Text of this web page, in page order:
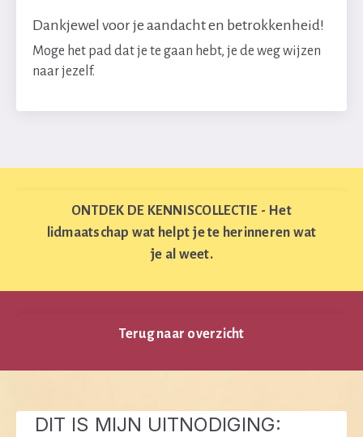
Dankjewel voor je aandacht en betrokkenheid!
Moge het pad dat je te gaan hebt, je de weg wijzen
naar jezelf.
ONTDEK DE KENNISCOLLECTIE - Het
lidmaatschap wat helpt je te herinneren wat
je al weet.
Terug naar overzicht
DIT IS MIJN UITNODIGING: